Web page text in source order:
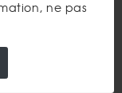
les médias
nous ?
ne pas